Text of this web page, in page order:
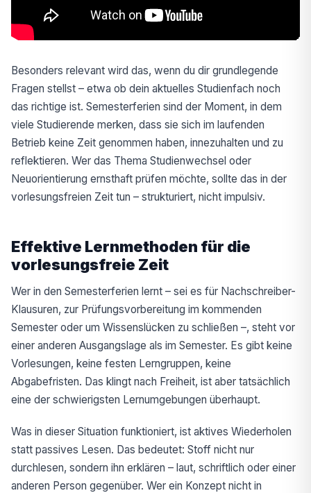
Besonders relevant wird das, wenn du dir grundlegende
Fragen stellst – etwa ob dein aktuelles Studienfach noch
das richtige ist. Semesterferien sind der Moment, in dem
viele Studierende merken, dass sie sich im laufenden
Betrieb keine Zeit genommen haben, innezuhalten und zu
reflektieren. Wer das Thema Studienwechsel oder
Neuorientierung ernsthaft prüfen möchte, sollte das in der
vorlesungsfreien Zeit tun – strukturiert, nicht impulsiv.
Effektive Lernmethoden für die
vorlesungsfreie Zeit
Wer in den Semesterferien lernt – sei es für Nachschreiber-
Klausuren, zur Prüfungsvorbereitung im kommenden
Semester oder um Wissenslücken zu schließen –, steht vor
einer anderen Ausgangslage als im Semester. Es gibt keine
Vorlesungen, keine festen Lerngruppen, keine
Abgabefristen. Das klingt nach Freiheit, ist aber tatsächlich
eine der schwierigsten Lernumgebungen überhaupt.
Was in dieser Situation funktioniert, ist aktives Wiederholen
statt passives Lesen. Das bedeutet: Stoff nicht nur
durchlesen, sondern ihn erklären – laut, schriftlich oder einer
anderen Person gegenüber. Wer ein Konzept nicht in